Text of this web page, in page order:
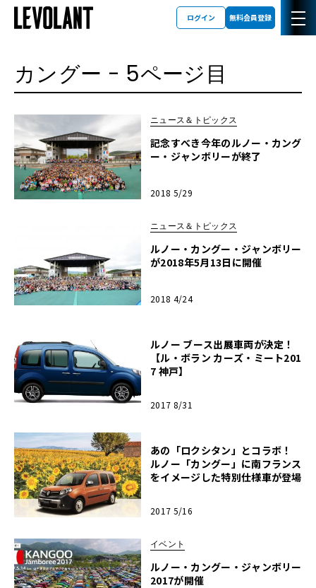
ログイン 無料会員登録
カングー - 5ページ目
ニュース＆トピックス
記念すべき今年のルノー・カング
ー・ジャンボリーが終了
2018 5/29
ニュース＆トピックス
ルノー・カングー・ジャンボリー
が2018年5月13日に開催
2018 4/24
ルノー ブース出展車両が決定！
【ル・ボラン カーズ・ミート201
7 神戸】
2017 8/31
あの「ロクシタン」とコラボ！
ルノー「カングー」に南フランス
をイメージした特別仕様車が登場
2017 5/16
イベント
ルノー・カングー・ジャンボリー
2017が開催